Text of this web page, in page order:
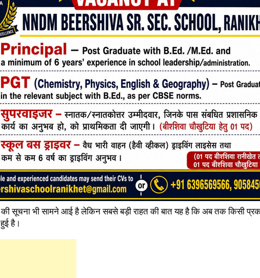
की सूचना भी सामने आई है लेकिन सबसे बड़ी राहत की बात यह है कि अब तक किसी
हुई है।